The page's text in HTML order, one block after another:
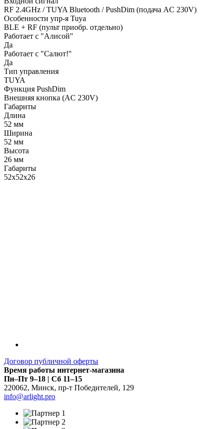
RF 2.4GHz / TUYA Bluetooth / PushDim (подача AC 230V)
Особенности упр-я Tuya
BLE + RF (пульт приобр. отдельно)
Работает с "Алисой"
Да
Работает с "Салют!"
Да
Тип управления
TUYA
Функция PushDim
Внешняя кнопка (AC 230V)
Габариты
Длина
52 мм
Ширина
52 мм
Высота
26 мм
Габариты
52х52х26
Договор публичной оферты
Время работы интернет-магазина
Пн–Пт 9–18 | Сб 11–15
220062, Минск, пр-т Победителей, 129
info@arlight.pro